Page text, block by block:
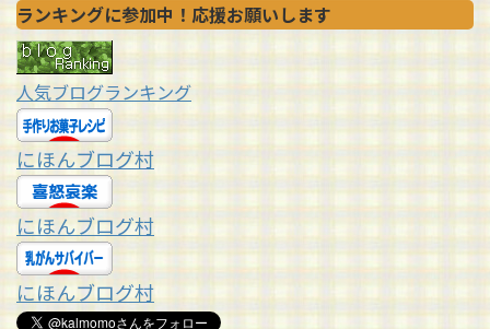
ランキングに参加中！応援お願いします
人気ブログランキング
にほんブログ村
にほんブログ村
にほんブログ村